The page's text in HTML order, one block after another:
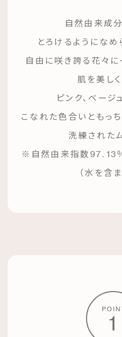
自然由来成
とろけるようになめ
自由に咲き誇る花々に
肌を美し
ピンク、ベージ
こなれた色合いともっ
洗練された
※自然由来指数
（水を含
1